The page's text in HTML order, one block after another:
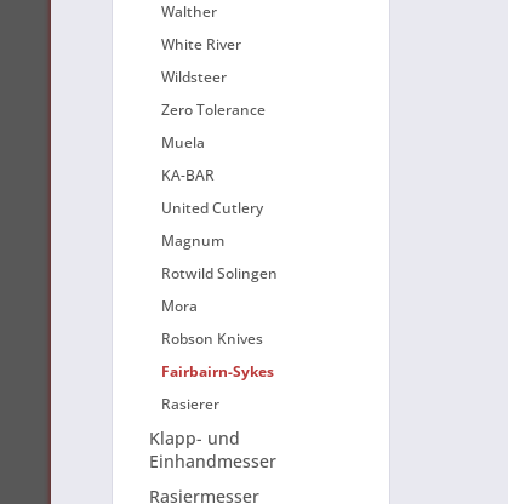
Walther
White River
Wildsteer
Zero Tolerance
Muela
KA-BAR
United Cutlery
Magnum
Rotwild Solingen
Mora
Robson Knives
Fairbairn-Sykes
Rasierer
Klapp- und
Einhandmesser
Rasiermesser